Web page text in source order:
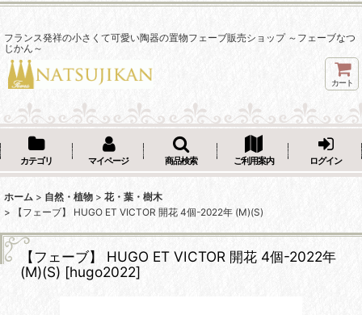
フランス発祥の小さくて可愛い陶器の置物フェーブ販売ショップ ～フェーブなつ
じかん～
カート
カテゴリ マイページ 商品検索 ご利用案内 ログイン
ホーム > 自然・植物 > 花・葉・樹木
>
【フェーブ】 HUGO ET VICTOR 開花 4個-2022年 (M)(S)
【フェーブ】 HUGO ET VICTOR 開花 4個-2022年
(M)(S) [hugo2022]